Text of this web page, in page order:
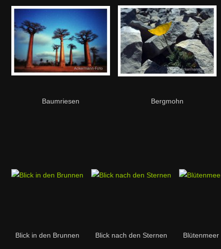
Baumriesen Bergmohn
Blick in den Brunnen Blick nach den Sternen Blütenmeer